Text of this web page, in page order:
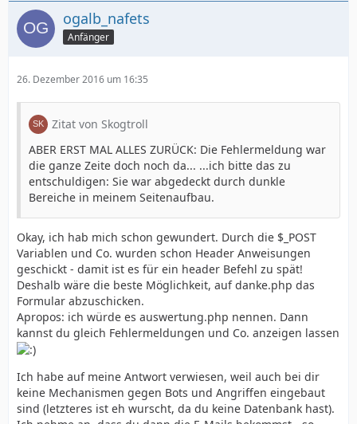
ogalb_nafets
Anfänger
26. Dezember 2016 um 16:35
Zitat von Skogtroll
ABER ERST MAL ALLES ZURÜCK: Die Fehlermeldung war
die ganze Zeite doch noch da... ...ich bitte das zu
entschuldigen: Sie war abgedeckt durch dunkle
Bereiche in meinem Seitenaufbau.
Okay, ich hab mich schon gewundert. Durch die $_POST
Variablen und Co. wurden schon Header Anweisungen
geschickt - damit ist es für ein header Befehl zu spät!
Deshalb wäre die beste Möglichkeit, auf danke.php das
Formular abzuschicken.
Apropos: ich würde es auswertung.php nennen. Dann
kannst du gleich Fehlermeldungen und Co. anzeigen lassen
Ich habe auf meine Antwort verwiesen, weil auch bei dir
keine Mechanismen gegen Bots und Angriffen eingebaut
sind (letzteres ist eh wurscht, da du keine Datenbank hast).